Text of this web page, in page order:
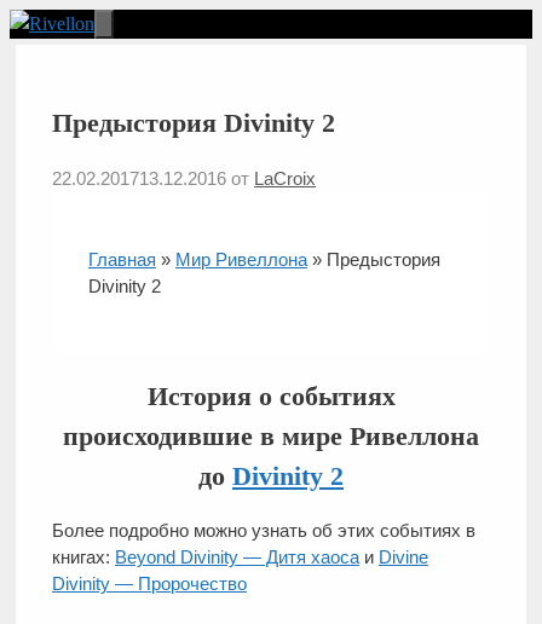
Перейти
Предыстория Divinity 2
22.02.201713.12.2016 от LaCroix
Главная » Мир Ривеллона » Предыстория
Divinity 2
История о событиях
происходившие в мире Ривеллона
до Divinity 2
Более подробно можно узнать об этих событиях в
книгах: Beyond Divinity — Дитя хаоса и Divine
Divinity — Пророчество